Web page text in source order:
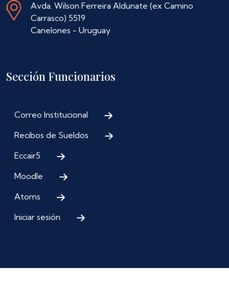
Avda. Wilson Ferreira Aldunate (ex Camino
Carrasco) 5519
Canelones - Uruguay
Sección Funcionarios
Correo Institucional
Recibos de Sueldos
Eccair5
Moodle
Atoms
Iniciar sesión